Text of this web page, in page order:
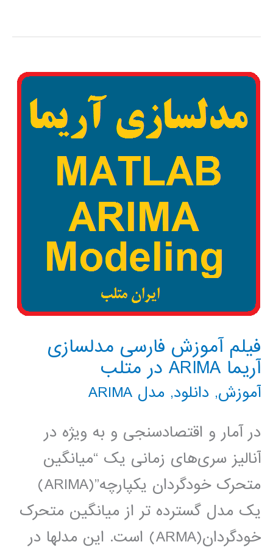
فیلم آموزش فارسی مدلسازی
آریما ARIMA در متلب
آموزش, دانلود, مدل ARIMA
در آمار و اقتصادسنجی و به ویژه در
آنالیز سری‌های زمانی یک “میانگین
متحرک خودگردان یکپارچه”(ARIMA)
یک مدل گسترده تر از میانگین متحرک
خودگردان(ARMA) است. این مدلها در